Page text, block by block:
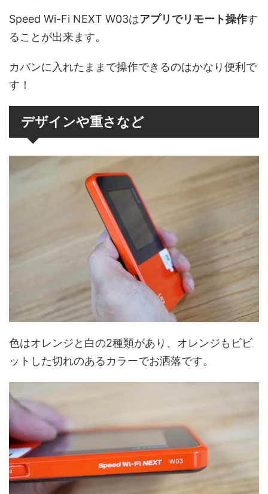
Speed Wi-Fi NEXT W03はアプリでリモート操作す
ることが出来ます。
カバンに入れたままで操作できるのはかなり便利で
す！
デザインや重さなど
色はオレンジと白の2種類があり、オレンジもビビ
ットした切れのあるカラーでお洒落です。